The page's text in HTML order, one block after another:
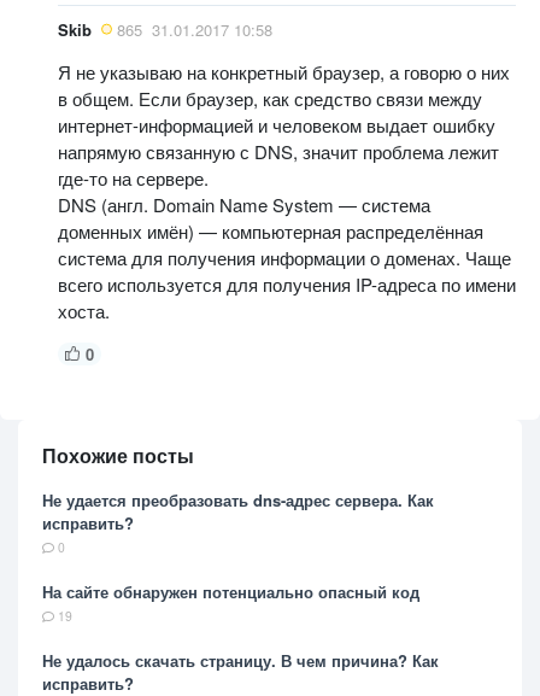
Skib 865 31.01.2017 10:58
Я не указываю на конкретный браузер, а говорю о них
в общем. Если браузер, как средство связи между
интернет-информацией и человеком выдает ошибку
напрямую связанную с DNS, значит проблема лежит
где-то на сервере.
DNS (англ. Domain Name System — система
доменных имён) — компьютерная распределённая
система для получения информации о доменах. Чаще
всего используется для получения IP-адреса по имени
хоста.
0
Похожие посты
Не удается преобразовать dns-адрес сервера. Как
исправить?
0
На сайте обнаружен потенциально опасный код
19
Не удалось скачать страницу. В чем причина? Как
исправить?